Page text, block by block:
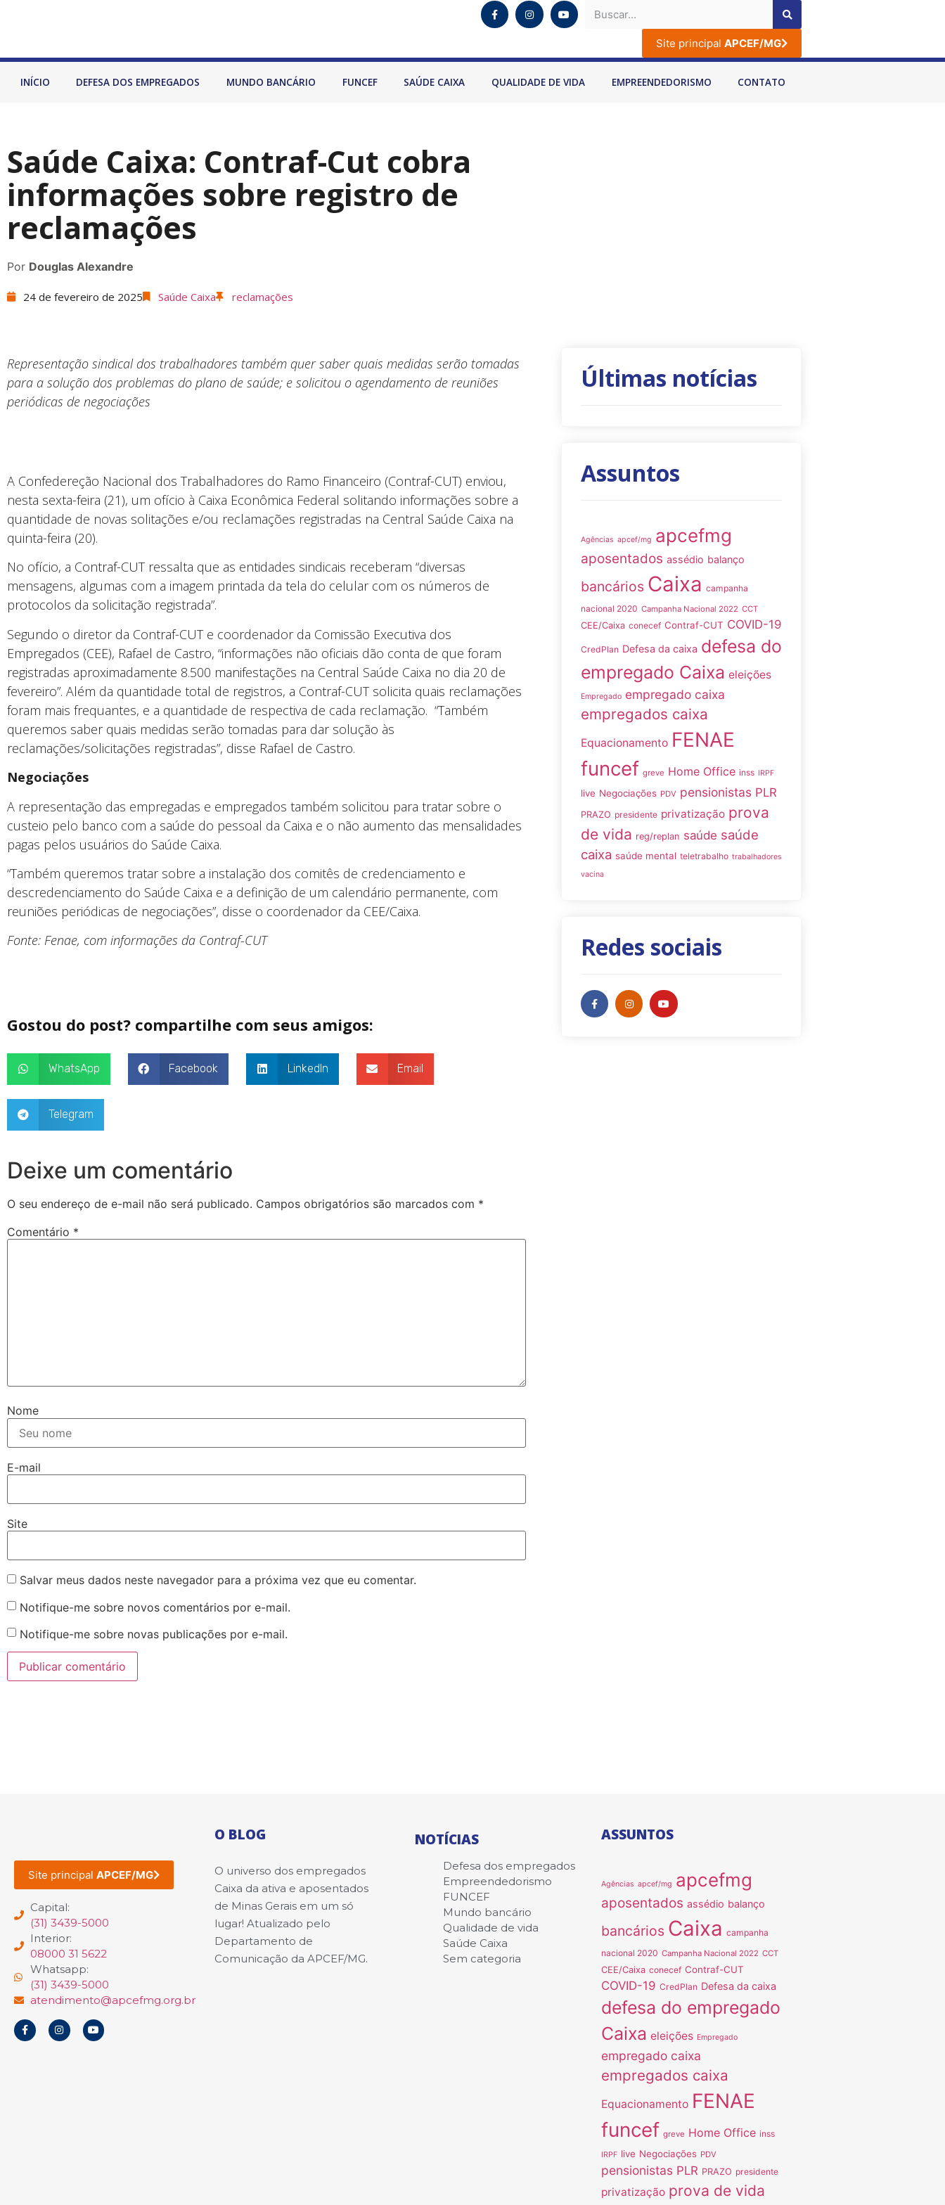
Site principal APCEF/MG
INÍCIO DEFESA DOS EMPREGADOS MUNDO BANCÁRIO FUNCEF SAÚDE CAIXA QUALIDADE DE VIDA EMPREENDEDORISMO CONTATO
Saúde Caixa: Contraf-Cut cobra
informações sobre registro de
reclamações
Por Douglas Alexandre
24 de fevereiro de 2025 Saúde Caixa reclamações
Representação sindical dos trabalhadores também quer saber quais medidas serão tomadas
para a solução dos problemas do plano de saúde; e solicitou o agendamento de reuniões
periódicas de negociações
A Confedereção Nacional dos Trabalhadores do Ramo Financeiro (Contraf-CUT) enviou,
nesta sexta-feira (21), um ofício à Caixa Econômica Federal solitando informações sobre a
quantidade de novas solitações e/ou reclamações registradas na Central Saúde Caixa na
quinta-feira (20).
No ofício, a Contraf-CUT ressalta que as entidades sindicais receberam “diversas
mensagens, algumas com a imagem printada da tela do celular com os números de
protocolos da solicitação registrada”.
Segundo o diretor da Contraf-CUT e coordenador da Comissão Executiva dos
Empregados (CEE), Rafael de Castro, “informações não oficiais dão conta de que foram
registradas aproximadamente 8.500 manifestações na Central Saúde Caixa no dia 20 de
fevereiro”. Além da quantidade total de registros, a Contraf-CUT solicita quais reclamações
foram mais frequantes, e a quantidade de respectiva de cada reclamação. “Também
queremos saber quais medidas serão tomadas para dar solução às
reclamações/solicitações registradas”, disse Rafael de Castro.
Negociações
A representação das empregadas e empregados também solicitou para tratar sobre o
custeio pelo banco com a saúde do pessoal da Caixa e o não aumento das mensalidades
pagas pelos usuários do Saúde Caixa.
“Também queremos tratar sobre a instalação dos comitês de credenciamento e
descredenciamento do Saúde Caixa e a definição de um calendário permanente, com
reuniões periódicas de negociações”, disse o coordenador da CEE/Caixa.
Fonte: Fenae, com informações da Contraf-CUT
Gostou do post? compartilhe com seus amigos:
WhatsApp Facebook LinkedIn Email
Telegram
Deixe um comentário
O seu endereço de e-mail não será publicado. Campos obrigatórios são marcados com *
Comentário *
Nome
E-mail
Site
Salvar meus dados neste navegador para a próxima vez que eu comentar.
Notifique-me sobre novos comentários por e-mail.
Notifique-me sobre novas publicações por e-mail.
Últimas notícias
Assuntos
Agências apcef/mg apcefmg
aposentados assédio balanço
bancários Caixa campanha
nacional 2020 Campanha Nacional 2022 CCT
CEE/Caixa conecef Contraf-CUT COVID-19
CredPlan Defesa da caixa defesa do
empregado Caixa eleições
Empregado empregado caixa
empregados caixa
Equacionamento FENAE
funcef greve Home Office inss IRPF
live Negociações PDV pensionistas PLR
PRAZO presidente privatização prova
de vida reg/replan saúde saúde
caixa saúde mental teletrabalho trabalhadores
vacina
Redes sociais
Site principal APCEF/MG
Capital:
(31) 3439-5000
Interior:
08000 31 5622
Whatsapp:
(31) 3439-5000
atendimento@apcefmg.org.br
O BLOG
O universo dos empregados
Caixa da ativa e aposentados
de Minas Gerais em um só
lugar! Atualizado pelo
Departamento de
Comunicação da APCEF/MG.
NOTÍCIAS
Defesa dos empregados
Empreendedorismo
FUNCEF
Mundo bancário
Qualidade de vida
Saúde Caixa
Sem categoria
ASSUNTOS
Agências apcef/mg apcefmg
aposentados assédio balanço
bancários Caixa campanha
nacional 2020 Campanha Nacional 2022 CCT
CEE/Caixa conecef Contraf-CUT
COVID-19 CredPlan Defesa da caixa
defesa do empregado
Caixa eleições Empregado
empregado caixa
empregados caixa
Equacionamento FENAE
funcef greve Home Office inss
IRPF live Negociações PDV
pensionistas PLR PRAZO presidente
privatização prova de vida